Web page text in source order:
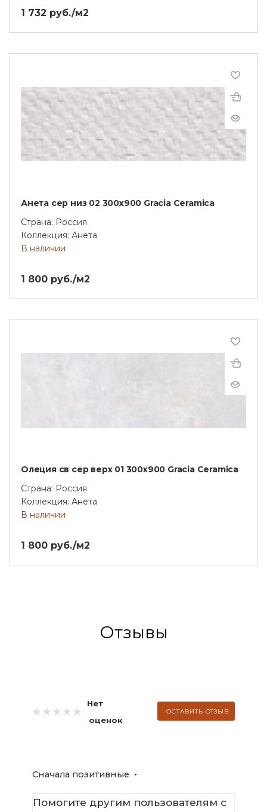
1 732 руб./м2
Анета сер низ 02 300х900 Gracia Ceramica
Страна: Россия
Коллекция: Анета
В наличии
1 800 руб./м2
Олеция св сер верх 01 300х900 Gracia Ceramica
Страна: Россия
Коллекция: Анета
В наличии
1 800 руб./м2
Отзывы
Нет
оценок
ОСТАВИТЬ ОТЗЫВ
Сначала позитивные
Помогите другим пользователям с